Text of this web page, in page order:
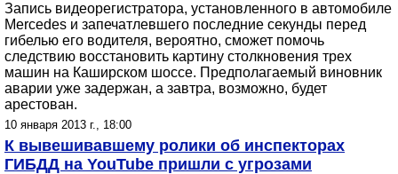
Запись видеорегистратора, установленного в автомобиле
Mercedes и запечатлевшего последние секунды перед
гибелью его водителя, вероятно, сможет помочь
следствию восстановить картину столкновения трех
машин на Каширском шоссе. Предполагаемый виновник
аварии уже задержан, а завтра, возможно, будет
арестован.
10 января 2013 г., 18:00
К вывешивавшему ролики об инспекторах
ГИБДД на YouTube пришли с угрозами